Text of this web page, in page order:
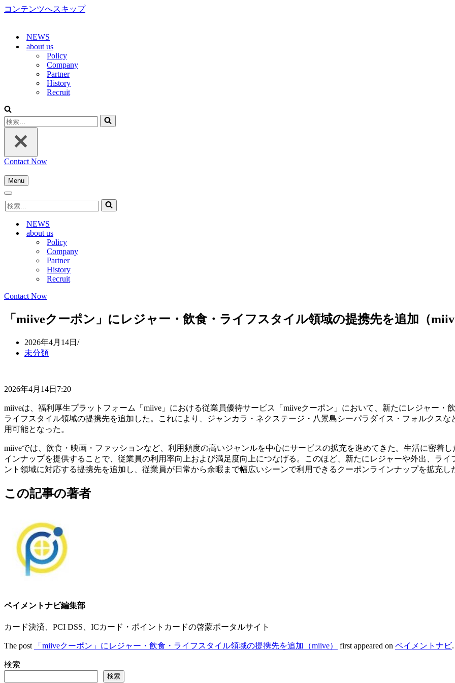
コンテンツへスキップ
NEWS
about us
Policy
Company
Partner
History
Recruit
検
索...
Contact Now
Menu
ナ
ゲ
シ
ョ
ナ
ビ
検
索...
NEWS
about us
Policy
Company
Partner
History
Recruit
Contact Now
「miiveクーポン」にレジャー・飲食・ライフスタイル領域の提携先を追加（
2026年4月14日
未分類
2026年4月14日7:20
miiveは、福利厚生プラットフォーム「miive」における従業員優待サービス「miiveクーポン」において、新たにレジャー・飲
ライフスタイル領域の提携先を追加した。これにより、ジャンカラ・ネクステージ・八景島シーパラダイス・フォルクスな
用可能となった。
miiveでは、飲食・映画・ファッションなど、利用頻度の高いジャンルを中心にサービスの拡充を進めてきた。生活に密着し
インナップを提供することで、従業員の利用率向上および満足度向上につなげる。このほど、新たにレジャーや外出、ライ
ント領域に対応する提携先を追加し、従業員が日常から余暇まで幅広いシーンで利用できるクーポンラインナップを拡充し
この記事の著者
ペイメントナビ編集部
カード決済、PCI DSS、ICカード・ポイントカードの啓蒙ポータルサイト
The post 「miiveクーポン」にレジャー・飲食・ライフスタイル領域の提携先を追加（miive） first appeared on ペイメントナビ.
検索
検索